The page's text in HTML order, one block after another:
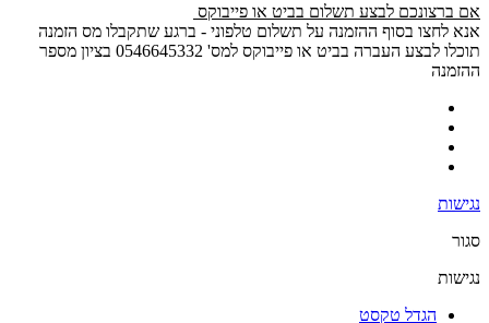
אם ברצונכם לבצע תשלום בביט או פייבוקס
אנא לחצו בסוף ההזמנה על תשלום טלפוני - ברגע שתקבלו מס הזמנה
תוכלו לבצע העברה בביט או פייבוקס למס' 0546645332 בציון מספר
ההזמנה
נגישות
סגור
נגישות
הגדל טקסט